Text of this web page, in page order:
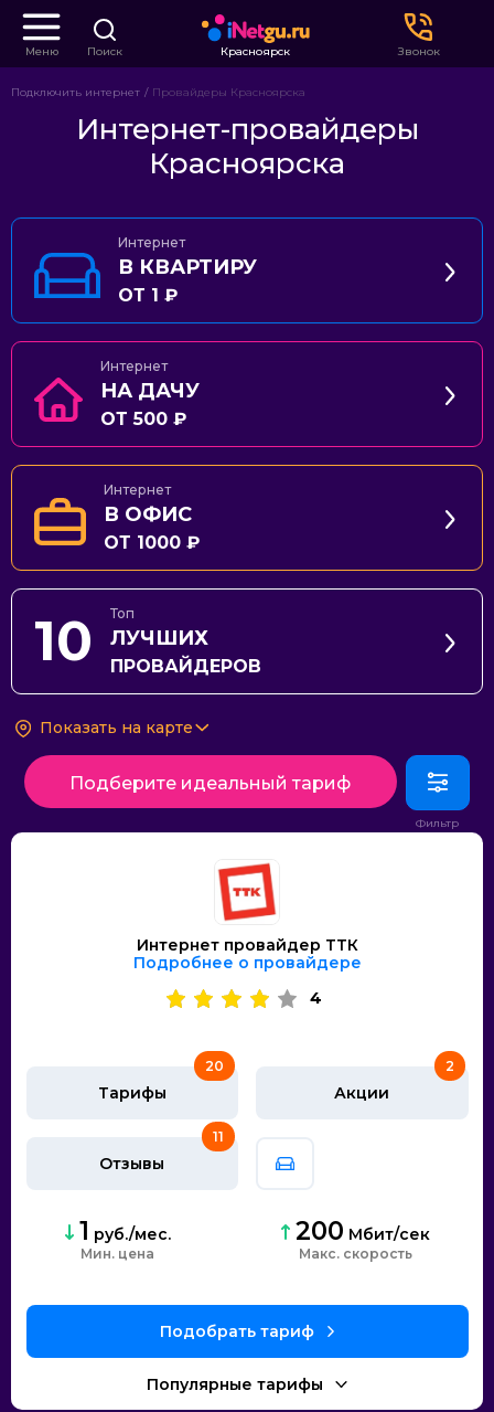
Меню Поиск Красноярск Звонок
Подключить интернет Провайдеры Красноярска
Интернет-провайдеры
Красноярска
Интернет
В КВАРТИРУ
ОТ 1 ₽
Интернет
НА ДАЧУ
ОТ 500 ₽
Интернет
В ОФИС
ОТ 1000 ₽
10 Топ
ЛУЧШИХ
ПРОВАЙДЕРОВ
Показать на карте
Подберите идеальный тариф
Интернет провайдер ТТК
Подробнее о провайдере
4
Тарифы
20
Акции
2
Отзывы
11
1 руб./мес.
Мин. цена
200 Мбит/сек
скорость